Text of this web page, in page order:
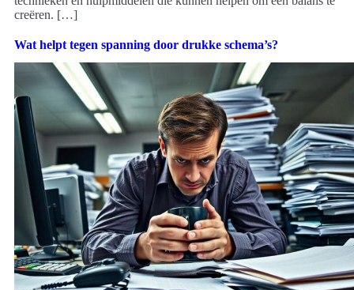
creëren. […]
Wat helpt tegen spanning door drukke schema’s?